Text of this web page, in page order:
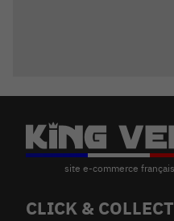
CLICK & COLLECT